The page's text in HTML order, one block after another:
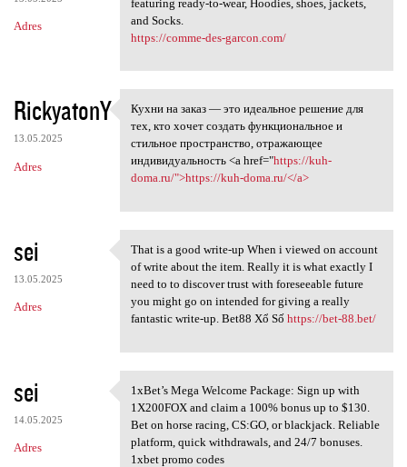
Adres
featuring ready-to-wear, Hoodies, shoes, jackets,
and Socks.
https://comme-des-garcon.com/
RickyatonY
13.05.2025
Adres
Кухни на заказ — это
Кухни на заказ — это идеальное решение для
тех, кто хочет создать функциональное и
стильное пространство, отражающее
индивидуальность <a href="https://kuh-
doma.ru/">https://kuh-doma.ru/</a>
sei
13.05.2025
Adres
That is a good write-up When
That is a good write-up When i viewed on account
of write about the item. Really it is what exactly I
need to to discover trust with foreseeable future
you might go on intended for giving a really
fantastic write-up. Bet88 Xổ Số https://bet-88.bet/
sei
14.05.2025
Adres
1xBet’s Mega Welcome Package:
1xBet’s Mega Welcome Package: Sign up with
1X200FOX and claim a 100% bonus up to $130.
Bet on horse racing, CS:GO, or blackjack. Reliable
platform, quick withdrawals, and 24/7 bonuses.
1xbet promo codes